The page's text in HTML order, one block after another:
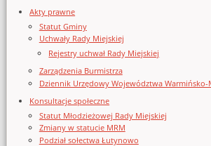
Akty prawne
Statut Gminy
Uchwały Rady Miejskiej
Rejestry uchwał Rady Miejskiej
Zarządzenia Burmistrza
Dziennik Urzędowy Województwa Warmińsko-
Konsultacje społeczne
Statut Młodzieżowej Rady Miejskiej
Zmiany w statucie MRM
Podział sołectwa Łutynowo